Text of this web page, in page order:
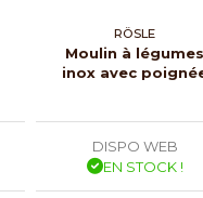
RÖSLE
Moulin à légumes
inox avec
DISPO WEB
EN STOCK !